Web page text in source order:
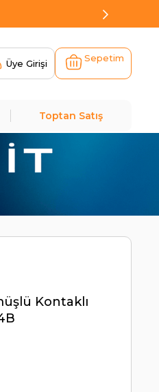
Üye Girişi Sepetim
Toptan Satış
Kontaklı